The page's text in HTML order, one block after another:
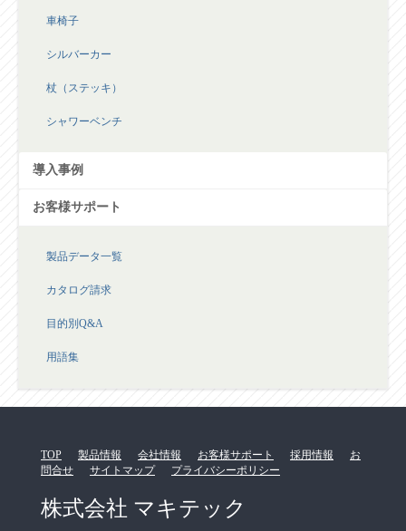
車椅子
シルバーカー
杖（ステッキ）
シャワーベンチ
導入事例
お客様サポート
製品データ一覧
カタログ請求
目的別Q&A
用語集
TOP 製品情報 会社情報 お客様サポート 採用情報
お
問合せ
サイトマップ プライバシーポリシー
株式会社 マキテック